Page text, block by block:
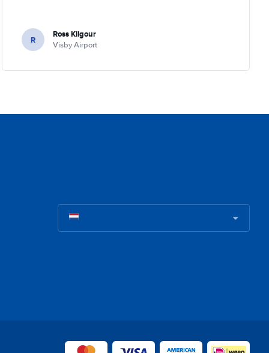
R Ross Kilgour
Visby Airport